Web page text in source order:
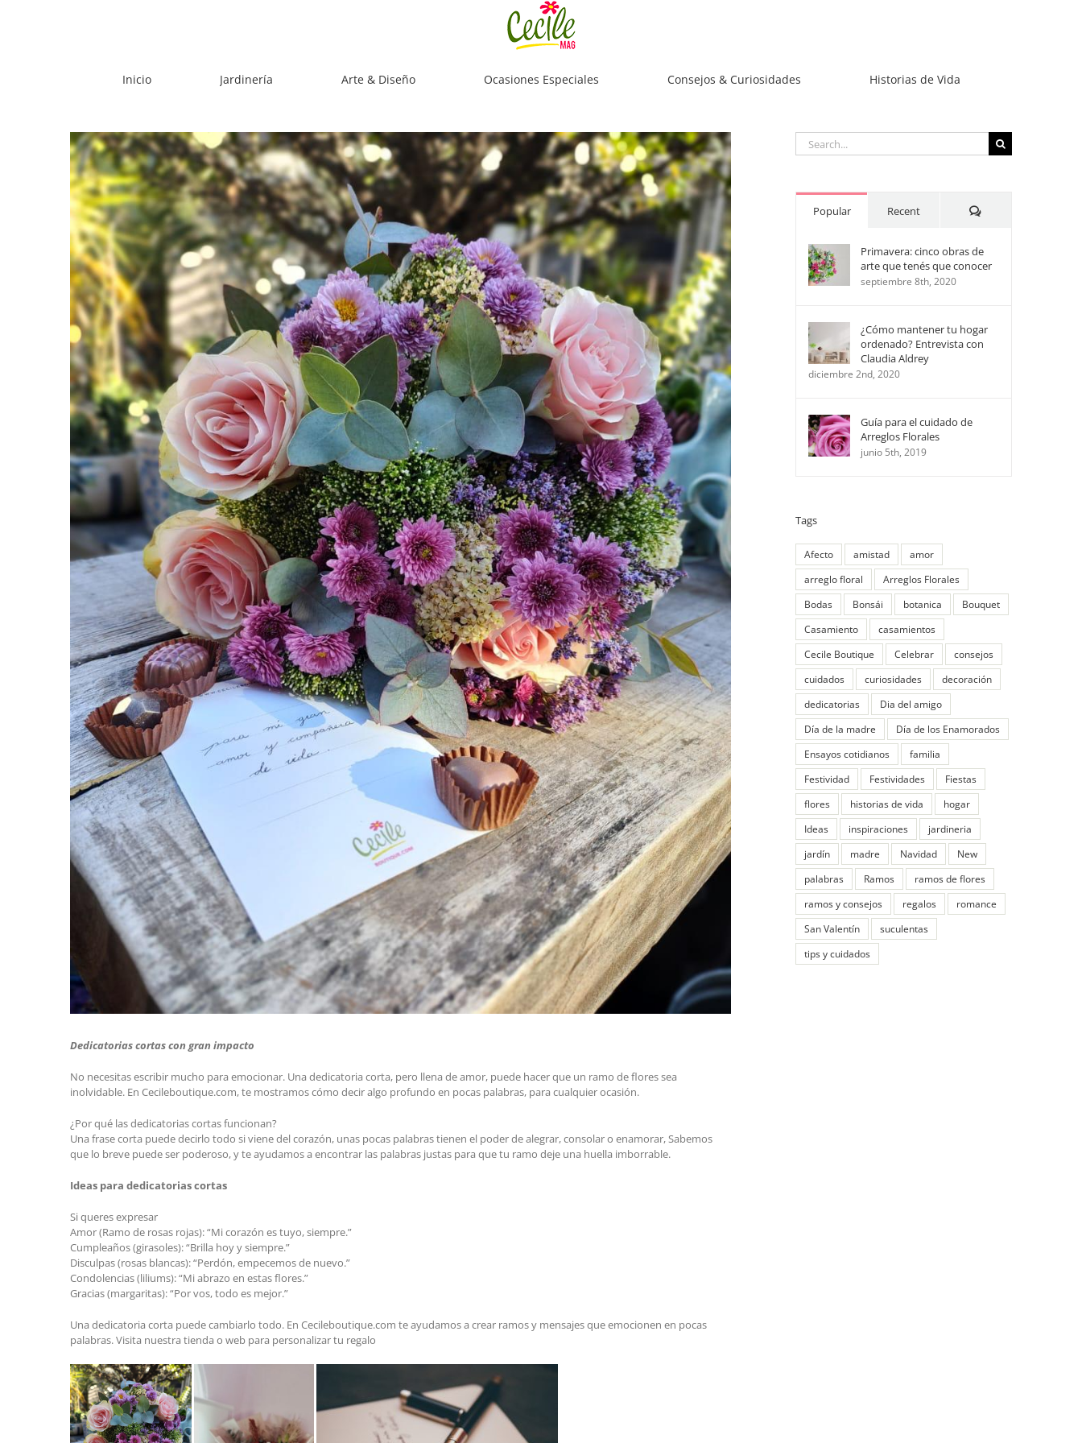
Inicio Jardinería Arte & Diseño Ocasiones Especiales Consejos & Curiosidades Historias de Vida
Dedicatorias cortas con gran impacto
No necesitas escribir mucho para emocionar. Una dedicatoria corta, pero llena de amor, puede hacer que un ramo de flores sea
inolvidable. En Cecileboutique.com, te mostramos cómo decir algo profundo en pocas palabras, para cualquier ocasión.
¿Por qué las dedicatorias cortas funcionan?
Una frase corta puede decirlo todo si viene del corazón, unas pocas palabras tienen el poder de alegrar, consolar o enamorar, Sabemos
que lo breve puede ser poderoso, y te ayudamos a encontrar las palabras justas para que tu ramo deje una huella imborrable.
Ideas para dedicatorias cortas
Si queres expresar
Amor (Ramo de rosas rojas): “Mi corazón es tuyo, siempre.”
Cumpleaños (girasoles): “Brilla hoy y siempre.”
Disculpas (rosas blancas): “Perdón, empecemos de nuevo.”
Condolencias (liliums): “Mi abrazo en estas flores.”
Gracias (margaritas): “Por vos, todo es mejor.”
Una dedicatoria corta puede cambiarlo todo. En Cecileboutique.com te ayudamos a crear ramos y mensajes que emocionen en pocas
palabras. Visita nuestra tienda o web para personalizar tu regalo
Search
for:
Popular Recent Comments
Primavera: cinco obras de
arte que tenés que conocer
septiembre 8th, 2020
¿Cómo mantener tu hogar
ordenado? Entrevista con
Claudia Aldrey
diciembre 2nd, 2020
Guía para el cuidado de
Arreglos Florales
junio 5th, 2019
Tags
Afecto amistad
amor
arreglo floral
Arreglos Florales
Bodas
Bonsái botanica
Bouquet
Casamiento
casamientos
Cecile Boutique
Celebrar
consejos
cuidados
curiosidades
decoración
dedicatorias
Dia del amigo
Día de la madre
Día de los Enamorados
Ensayos cotidianos
familia
Festividad
Festividades
Fiestas
flores
historias de vida
hogar
Ideas
inspiraciones
jardineria
jardín
madre Navidad
New
palabras
Ramos
ramos de flores
ramos y consejos
regalos
romance
San Valentín
suculentas
tips y cuidados